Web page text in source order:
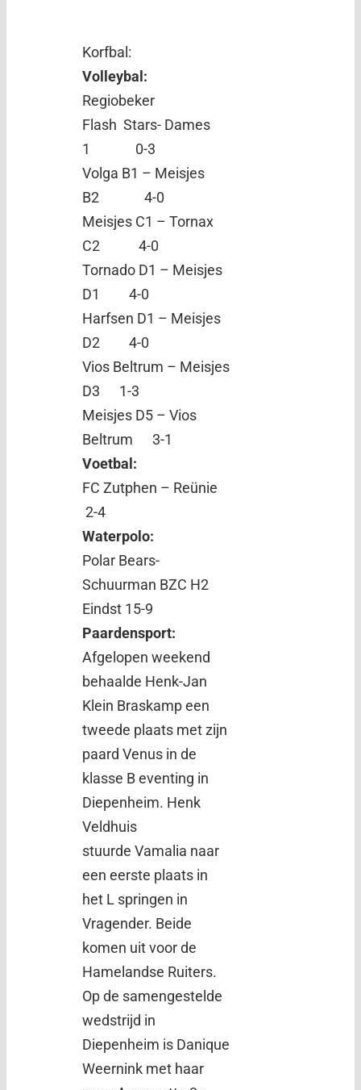
Korfbal:
Volleybal:
Regiobeker
Flash Stars- Dames
1 0-3
Volga B1 – Meisjes
B2 4-0
Meisjes C1 – Tornax
C2 4-0
Tornado D1 – Meisjes
D1 4-0
Harfsen D1 – Meisjes
D2 4-0
Vios Beltrum – Meisjes
D3 1-3
Meisjes D5 – Vios
Beltrum 3-1
Voetbal:
FC Zutphen – Reünie
2-4
Waterpolo:
Polar Bears-
Schuurman BZC H2
Eindst 15-9
Paardensport:
Afgelopen weekend
behaalde Henk-Jan
Klein Braskamp een
tweede plaats met zijn
paard Venus in de
klasse B eventing in
Diepenheim. Henk
Veldhuis
stuurde Vamalia naar
een eerste plaats in
het L springen in
Vragender. Beide
komen uit voor de
Hamelandse Ruiters.
Op de samengestelde
wedstrijd in
Diepenheim is Danique
Weernink met haar